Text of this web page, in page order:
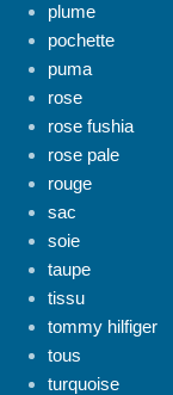
plume
pochette
puma
rose
rose fushia
rose pale
rouge
sac
soie
taupe
tissu
tommy hilfiger
tous
turquoise